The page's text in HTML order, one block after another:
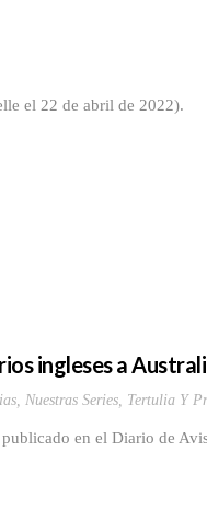
el 22 de abril de 2022).
ingleses a
, Nuestras Series, Tertulia Y
en el Diario de